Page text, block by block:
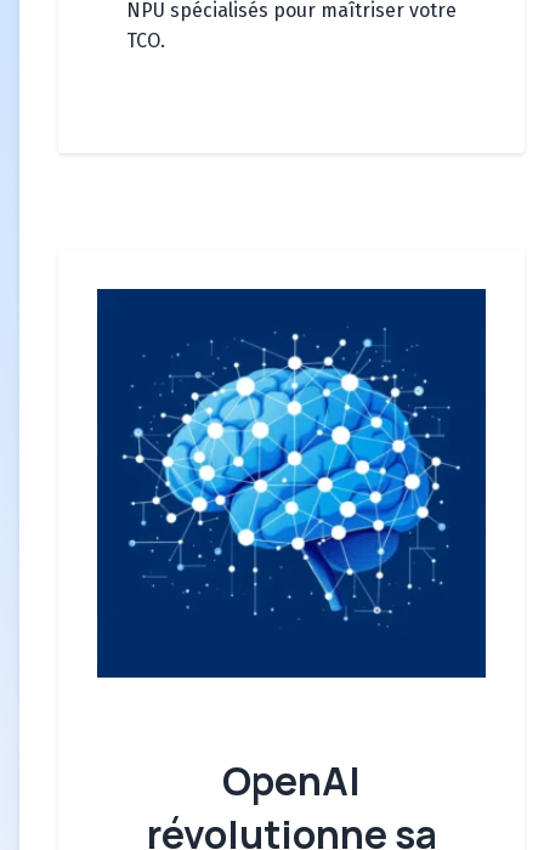
NPU spécialisés pour maîtriser votre
TCO.
OpenAI
révolutionne sa